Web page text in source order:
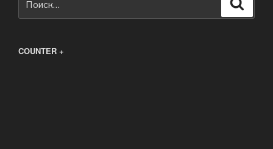
COUNTER +